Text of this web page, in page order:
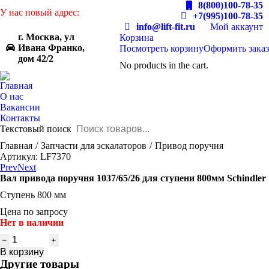
У нас новый адрес:
г. Москва, ул
Ивана Франко,
дом 42/2
8(800)100-78-35
+7(995)100-78-35
info@lift-fit.ru
Мой аккаунт
Корзина
Посмотреть корзинуОформить заказ
No products in the cart.
Главная
О нас
Вакансии
Контакты
Текстовый поиск
You are here:
Главная Запчасти для эскалаторов
Привод поручня
Артикул: LF7370
PrevNext
Вал привода поручня 1037/65/26 для ступени 800мм Schindler
Ступень 800 мм
Цена по запросу
Нет в наличии
Количество
товара
Вал
В корзину
Другие товары